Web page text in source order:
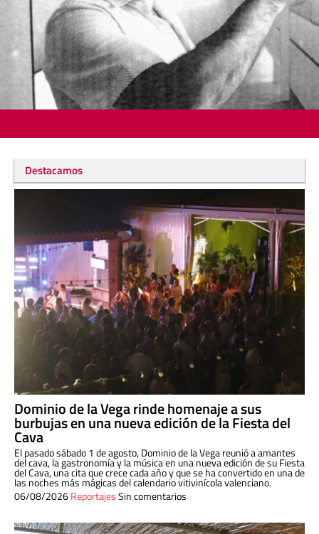
Destacamos
Dominio de la Vega rinde homenaje a sus
burbujas en una nueva edición de la Fiesta del
Cava
El pasado sábado 1 de agosto, Dominio de la Vega reunió a amantes
del cava, la gastronomía y la música en una nueva edición de su Fiesta
del Cava, una cita que crece cada año y que se ha convertido en una de
las noches más mágicas del calendario vitivinícola valenciano.
06/08/2026ReportajesSin comentarios